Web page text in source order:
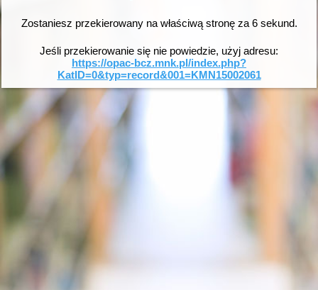
Zostaniesz przekierowany na właściwą stronę za 6sekund.
Jeśli przekierowanie się nie powiedzie, użyj adresu:
https://opac-bcz.mnk.pl/index.php?
KatID=0&typ=record&001=KMN15002061